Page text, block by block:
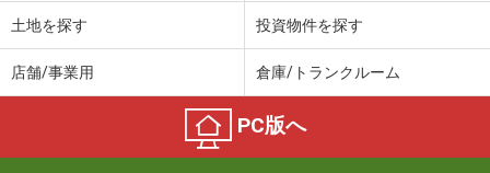
土地を探す 投資物件を探す
店舗/事業用 倉庫/トランクルーム
PC版へ